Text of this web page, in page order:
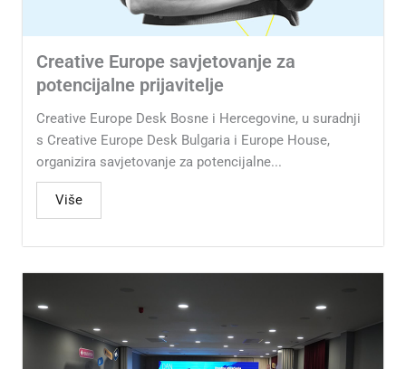
Creative Europe savjetovanje za
potencijalne prijavitelje
Creative Europe Desk Bosne i Hercegovine, u suradnji
s Creative Europe Desk Bulgaria i Europe House,
organizira savjetovanje za potencijalne...
Više